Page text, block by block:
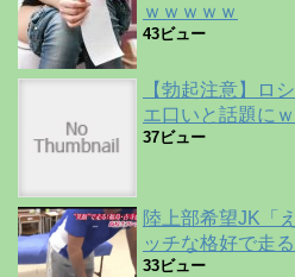
ｗｗｗｗｗ
43ビュー
【勃起注意】ロ
エ口いと話題に
37ビュー
陸上部希望JK「
ッチな格好で走
33ビュー